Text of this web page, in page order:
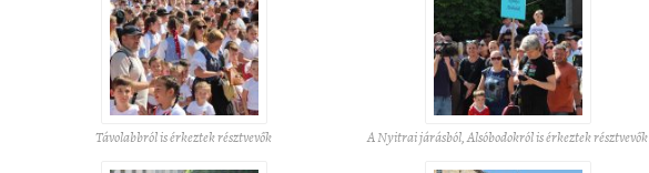
Távolabbról is érkeztek résztvevők A Nyitrai járásból, Alsóbodokról is érkeztek résztvevők